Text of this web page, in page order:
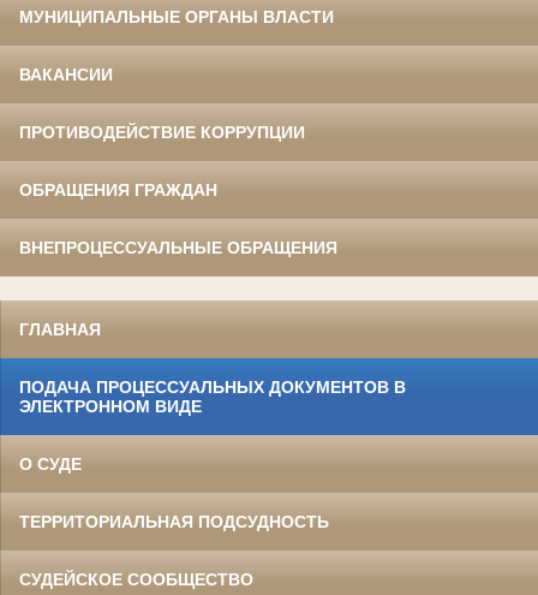
МУНИЦИПАЛЬНЫЕ ОРГАНЫ ВЛАСТИ
ВАКАНСИИ
ПРОТИВОДЕЙСТВИЕ КОРРУПЦИИ
ОБРАЩЕНИЯ ГРАЖДАН
ВНЕПРОЦЕССУАЛЬНЫЕ ОБРАЩЕНИЯ
ГЛАВНАЯ
ПОДАЧА ПРОЦЕССУАЛЬНЫХ ДОКУМЕНТОВ В
ЭЛЕКТРОННОМ ВИДЕ
О СУДЕ
ТЕРРИТОРИАЛЬНАЯ ПОДСУДНОСТЬ
СУДЕЙСКОЕ СООБЩЕСТВО